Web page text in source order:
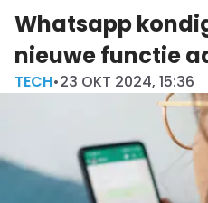
Whatsapp
nieuwe functie
TECH•23 OKT 2024, 15:36